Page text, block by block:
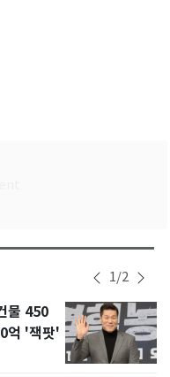
1/2
물 450
억 '잭팟'